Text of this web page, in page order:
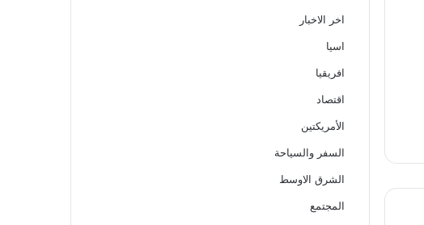
اخر الاخبار
اسيا
افريقيا
اقتصاد
الأمريكتين
السفر والسياحة
الشرق الاوسط
المجتمع